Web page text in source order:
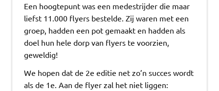
Een hoogtepunt was een medestrijder die maar
liefst 11.000 flyers bestelde. Zij waren met een
groep, hadden een pot gemaakt en hadden als
doel hun hele dorp van flyers te voorzien,
geweldig!
We hopen dat de 2e editie net zo’n succes wordt
als de 1e. Aan de flyer zal het niet liggen: